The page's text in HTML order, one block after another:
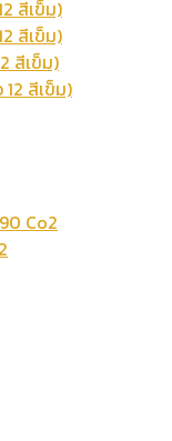
สีเข็ม)
สีเข็ม)
สีเข็ม)
สีเข็ม)
Co2